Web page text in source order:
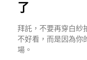
了
拜託，不要再穿白紗
不好看，而是因為你
場。